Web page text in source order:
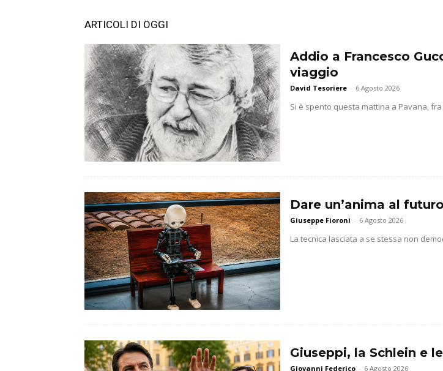
ARTICOLI DI OGGI
Addio a Francesco
viaggio
David Tesoriere - 6 Agosto 2026
Si è spento questa mattina a Pavana,
Dare un’anima al futuro
Giuseppe Fioroni - 6 Agosto 2026
La tecnica lasciata a se stessa non
Giuseppi, la Schlein e
Giovanni Federico - 6 Agosto 2026